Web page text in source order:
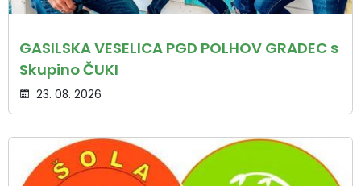
GASILSKA VESELICA PGD POLHOV GRADEC s
Skupino ČUKI
23. 08. 2026